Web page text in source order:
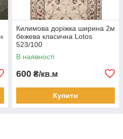
Килимова доріжка ширина 2м
бежева класична Lotos
523/100
В наявності
600 ₴/кв.м
Купити